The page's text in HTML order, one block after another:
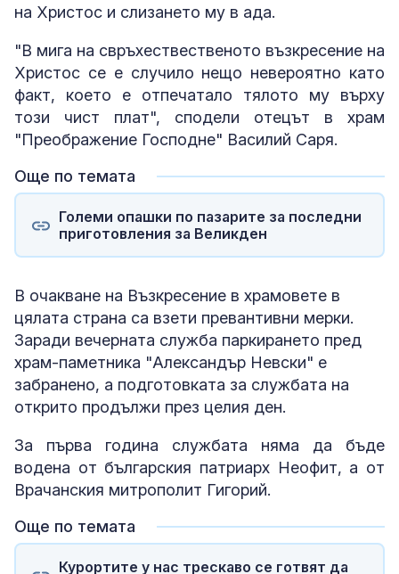
на Христос и слизането му в ада.
"В мига на свръхествественото възкресение на
Христос се е случило нещо невероятно като
факт, което е отпечатало тялото му върху
този чист плат", сподели отецът в храм
"Преображение Господне" Василий Саря.
Още по темата
Големи опашки по пазарите за последни
приготовления за Великден
В очакване на Възкресение в храмовете в
цялата страна са взети превантивни мерки.
Заради вечерната служба паркирането пред
храм-паметника "Александър Невски" е
забранено, а подготовката за службата на
открито продължи през целия ден.
За първа година службата няма да бъде
водена от българския патриарх Неофит, а от
Врачанския митрополит Гигорий.
Още по темата
Курортите у нас трескаво се готвят да